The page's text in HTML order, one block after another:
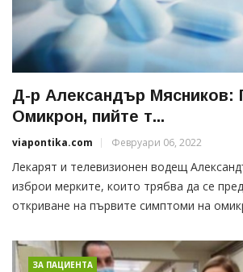
Д-р Александър Мясников:
Омикрон, пийте т...
viapontika.com Февруари 06, 2022
Лекарят и телевизионен водещ
изброи мерките, които трябва да се
откриване на първите симптоми на
ЗА ПАЦИЕНТА